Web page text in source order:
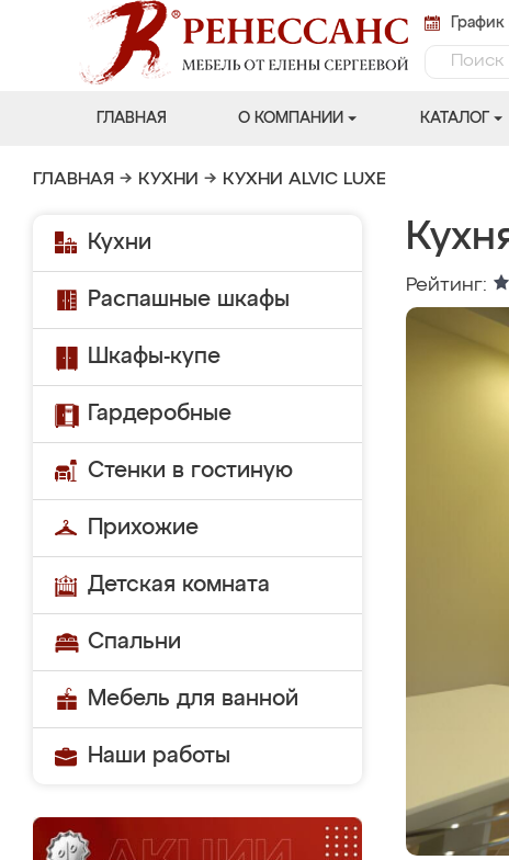
ГЛАВНАЯ О КОМПАНИИ КАТАЛОГ
ГЛАВНАЯ → КУХНИ → КУХНИ ALVIC LUXE
Кухни
Распашные шкафы
Шкафы-купе
Гардеробные
Стенки в гостиную
Прихожие
Детская комната
Спальни
Мебель для ванной
Наши работы
Рейтинг: